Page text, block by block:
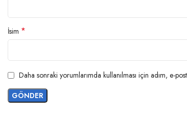
İsim *
Daha sonraki yorumlarımda kullanılması için adım, e-